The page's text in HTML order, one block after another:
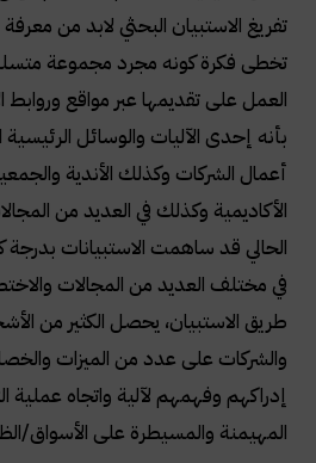
تفريغ الاستبيان البحثي لابد من معرفة
تخطى فكرة كونه مجرد مجموعة
العمل على تقديمها عبر مواقع وروابط
بأنه إحدى الآليات والوسائل
أعمال الشركات وكذلك الأندية
الأكاديمية وكذلك في العديد من
الحالي قد ساهمت الاستبيانات بدرجة
في مختلف العديد من المجالات
طريق الاستبيان، يحصل الكثير من
والشركات على عدد من الميزات
إدراكهم وفهمهم لآلية واتجاه عملية
المهيمنة والمسيطرة على الأسواق/